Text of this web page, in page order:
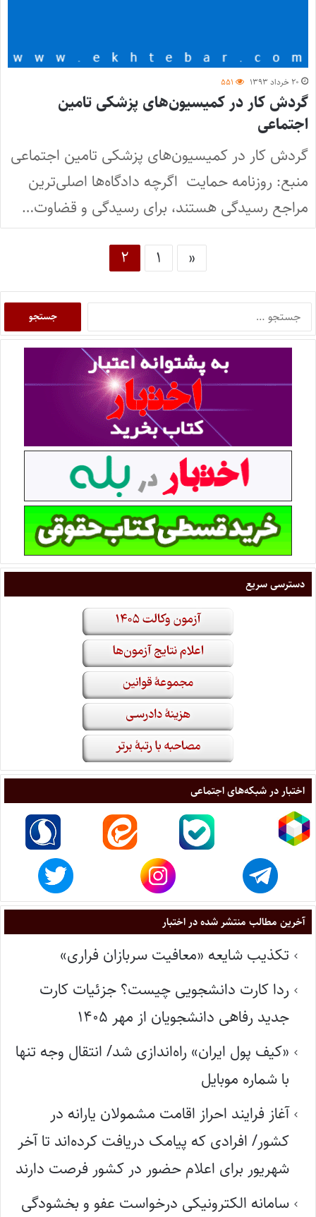
۲۰ خرداد ۱۳۹۳ ۵۵۱
گردش کار در کمیسیون‌های پزشکی تامین
اجتماعی
گردش کار در کمیسیون‌های پزشکی تامین اجتماعی
منبع: روزنامه حمایت اگرچه دادگاه‌ها اصلی‌ترین
مراجع رسیدگی هستند، برای رسیدگی و قضاوت…
« ۱ ۲
دسترسی سریع
اختبار در شبکه‌های اجتماعی
آخرین مطالب منتشر شده در اختبار
تکذیب شایعه «معافیت سربازان فراری»
ردا کارت دانشجویی چیست؟ جزئیات کارت
جدید رفاهی دانشجویان از مهر ۱۴۰۵
«کیف پول ایران» راه‌اندازی شد/ انتقال وجه تنها
با شماره موبایل
آغاز فرایند احراز اقامت مشمولان یارانه در
کشور/ افرادی که پیامک دریافت کرده‌اند تا آخر
شهریور برای اعلام حضور در کشور فرصت دارند
سامانه الکترونیکی درخواست عفو و بخشودگی